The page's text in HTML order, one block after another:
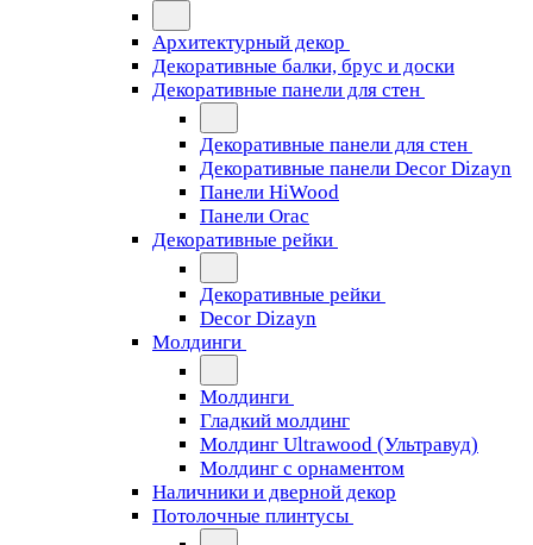
Архитектурный декор
Декоративные балки, брус и доски
Декоративные панели для стен
Декоративные панели для стен
Декоративные панели Decor Dizayn
Панели HiWood
Панели Orac
Декоративные рейки
Декоративные рейки
Decor Dizayn
Молдинги
Молдинги
Гладкий молдинг
Молдинг Ultrawood (Ультравуд)
Молдинг с орнаментом
Наличники и дверной декор
Потолочные плинтусы